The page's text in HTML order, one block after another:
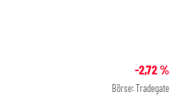
-2,72%
Börse: Tradegate